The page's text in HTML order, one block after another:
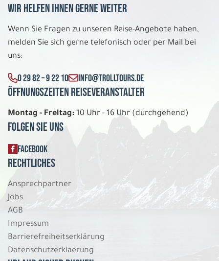
Wir helfen Ihnen gerne weiter
Wenn Sie Fragen zu unseren Reise-Angebote haben,
melden Sie sich gerne telefonisch oder per Mail bei
uns:
0 29 82 – 9 22 10 INFO@TROLLTOURS.DE
Öffnungszeiten Reiseveranstalter
Montag - Freitag: 10 Uhr - 16 Uhr (durchgehend)
Folgen Sie uns
FACEBOOK
Rechtliches
Ansprechpartner
Jobs
AGB
Impressum
Barrierefreiheitserklärung
Datenschutzerklaerung